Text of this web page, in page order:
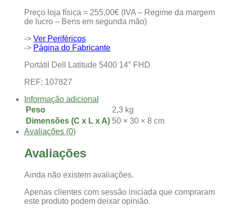
Preço loja física = 255,00€ (IVA – Regime da margem
de lucro – Bens em segunda mão)
-> Ver Periféricos
-> Página do Fabricante
Portátil Dell Latitude 5400 14″ FHD
REF: 107827
Informação adicional
Peso
2,3 kg
Dimensões (C x L x A) 50 × 30 × 8 cm
Avaliações (0)
Avaliações
Ainda não existem avaliações.
Apenas clientes com sessão iniciada que compraram
este produto podem deixar opinião.